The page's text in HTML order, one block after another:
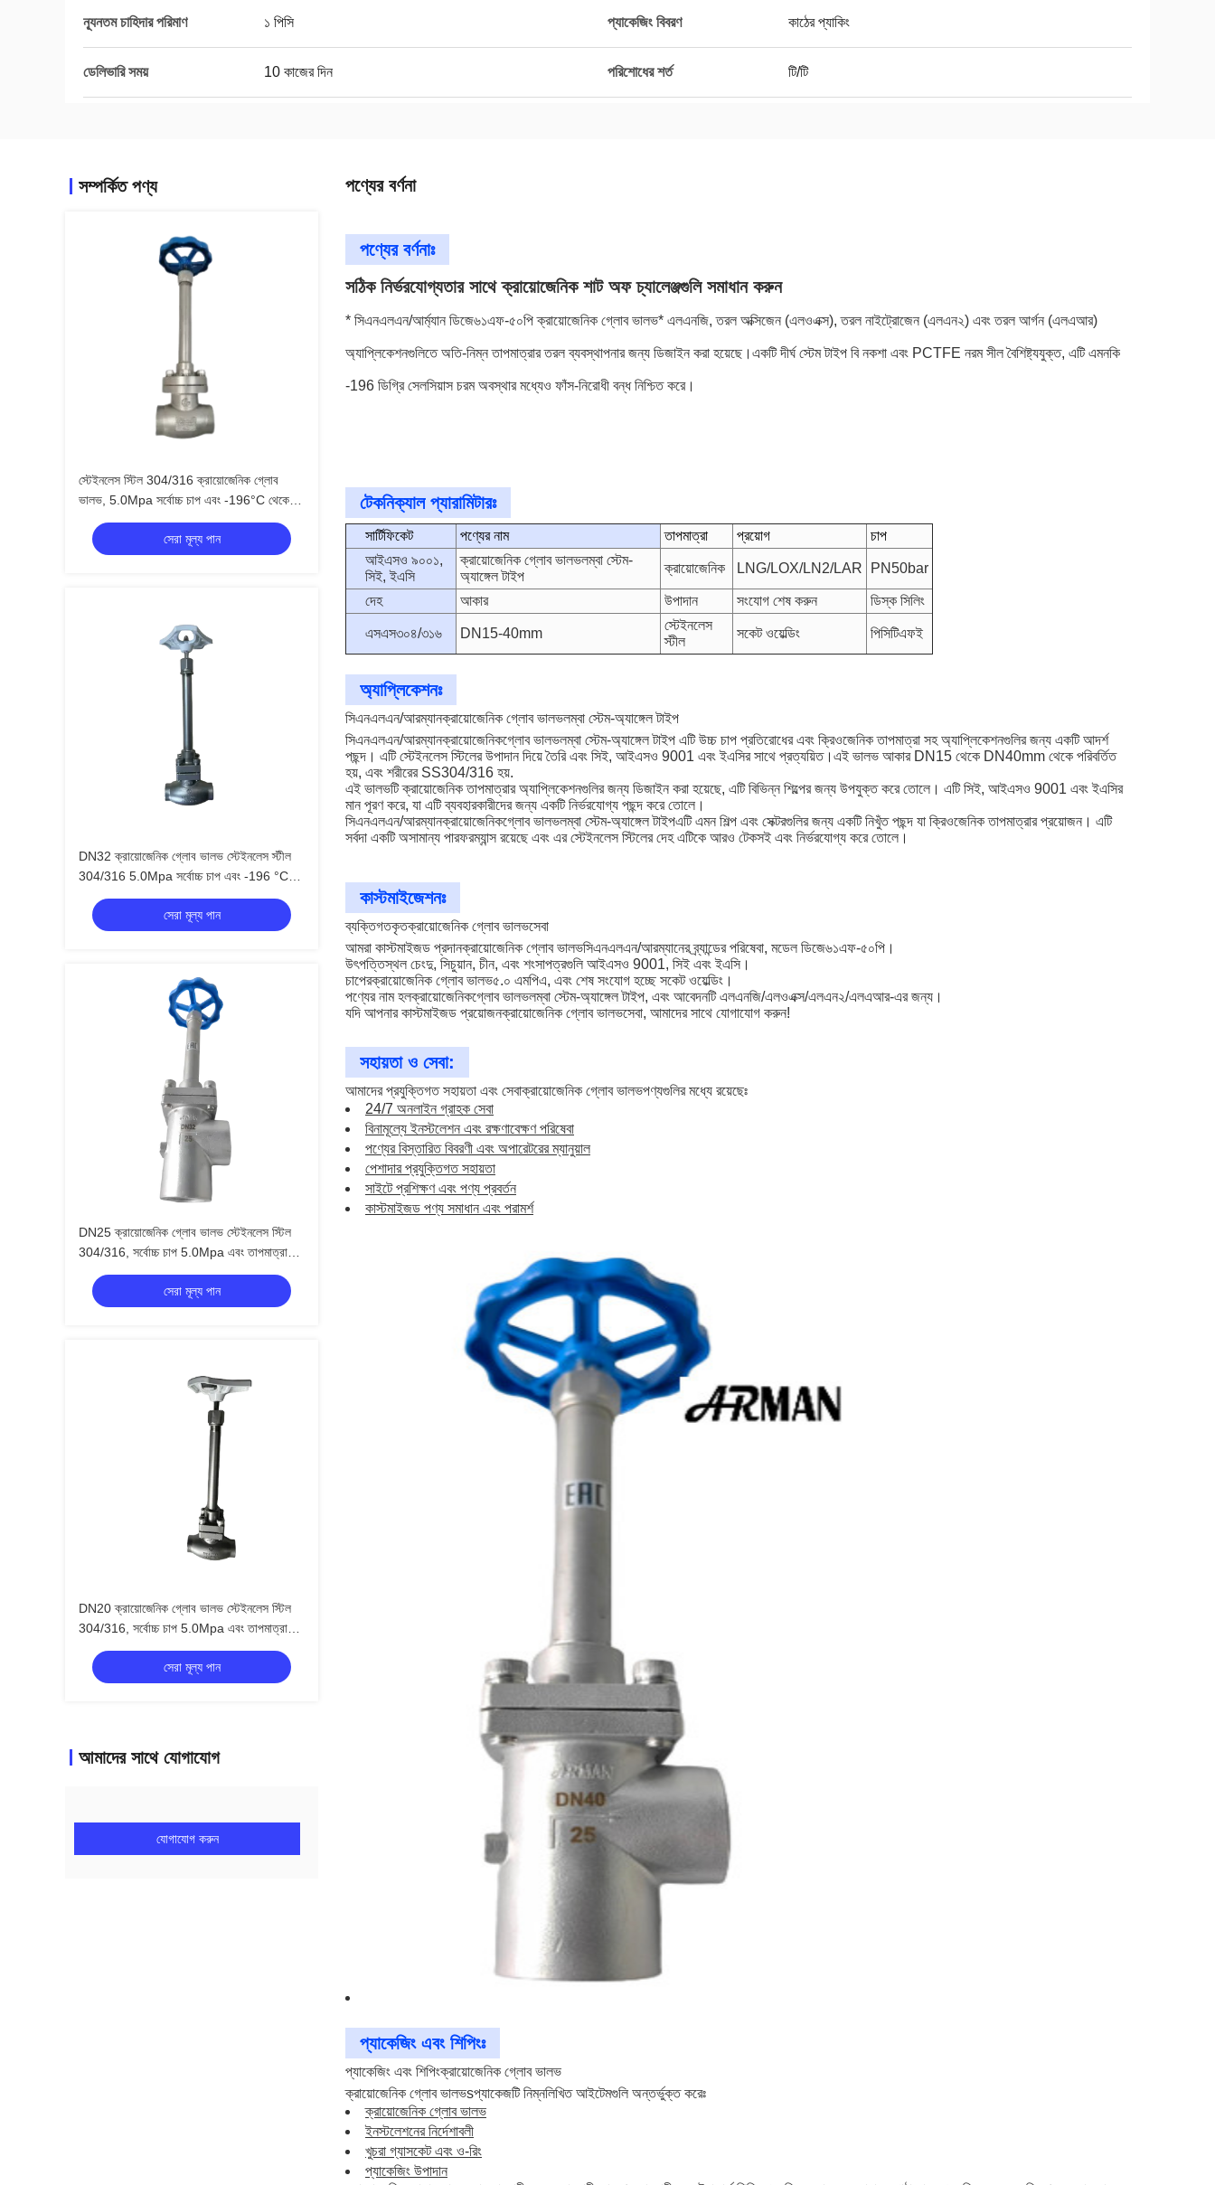
ন্যূনতম চাহিদার পরিমাণ ১ পিসি প্যাকেজিং বিবরণ কাঠের প্যাকিং
ডেলিভারি সময় 10 কাজের দিন পরিশোধের শর্ত টি/টি
সম্পর্কিত পণ্য
স্টেইনলেস স্টিল 304/316 ক্রায়োজেনিক গ্লোব
ভালভ, 5.0Mpa সর্বোচ্চ চাপ এবং -196°C থেকে
+80°C তাপমাত্রা সীমা সহ
সেরা মূল্য পান
DN32 ক্রায়োজেনিক গ্লোব ভালভ স্টেইনলেস স্টীল
304/316 5.0Mpa সর্বোচ্চ চাপ এবং -196 °C
থেকে +80 °C তাপমাত্রা পরিসীমা
সেরা মূল্য পান
DN25 ক্রায়োজেনিক গ্লোব ভালভ স্টেইনলেস স্টিল
304/316, সর্বোচ্চ চাপ 5.0Mpa এবং তাপমাত্রা
পরিসীমা -196°C থেকে +80°C
সেরা মূল্য পান
DN20 ক্রায়োজেনিক গ্লোব ভালভ স্টেইনলেস স্টিল
304/316, সর্বোচ্চ চাপ 5.0Mpa এবং তাপমাত্রা
পরিসীমা -196°C থেকে +80°C, এলএনজি এলওএক্স
এলআইএন এলএআর অ্যাপ্লিকেশনের জন্য
সেরা মূল্য পান
আমাদের সাথে যোগাযোগ
যোগাযোগ করুন
পণ্যের বর্ণনা
পণ্যের বর্ণনাঃ
সঠিক নির্ভরযোগ্যতার সাথে ক্রায়োজেনিক শাট অফ চ্যালেঞ্জগুলি সমাধান করুন
* সিএনএলএন/আর্ম্যান ডিজে৬১এফ-৫০পি ক্রায়োজেনিক গ্লোব ভালভ* এলএনজি, তরল অক্সিজেন (এলওএক্স), তরল নাইট্রোজেন (এলএন২) এবং তরল আর্গন (এলএআর)
অ্যাপ্লিকেশনগুলিতে অতি-নিম্ন তাপমাত্রার তরল ব্যবস্থাপনার জন্য ডিজাইন করা হয়েছে।একটি দীর্ঘ স্টেম টাইপ বি নকশা এবং PCTFE নরম সীল বৈশিষ্ট্যযুক্ত, এটি এমনকি
-196 ডিগ্রি সেলসিয়াস চরম অবস্থার মধ্যেও ফাঁস-নিরোধী বন্ধ নিশ্চিত করে।
টেকনিক্যাল প্যারামিটারঃ
সার্টিফিকেট পণ্যের নাম তাপমাত্রা প্রয়োগ
চাপ
আইএসও ৯০০১,
সিই, ইএসি
ক্রায়োজেনিক গ্লোব ভালভলম্বা স্টেম-
অ্যাঙ্গেল টাইপ
ক্রায়োজেনিক LNG/LOX/LN2/LAR PN50bar
দেহ আকার উপাদান সংযোগ শেষ করুন ডিস্ক সিলিং
এসএস৩০৪/৩১৬ DN15-40mm
স্টেইনলেস
স্টীল
সকেট ওয়েল্ডিং পিসিটিএফই
অ্যাপ্লিকেশনঃ
সিএনএলএন/আরম্যানক্রায়োজেনিক গ্লোব ভালভলম্বা স্টেম-অ্যাঙ্গেল টাইপ
সিএনএলএন/আরম্যানক্রায়োজেনিকগ্লোব ভালভলম্বা স্টেম-অ্যাঙ্গেল টাইপ এটি উচ্চ চাপ প্রতিরোধের এবং ক্রিওজেনিক তাপমাত্রা সহ অ্যাপ্লিকেশনগুলির জন্য একটি আদর্শ
পছন্দ। এটি স্টেইনলেস স্টিলের উপাদান দিয়ে তৈরি এবং সিই, আইএসও 9001 এবং ইএসির সাথে প্রত্যয়িত।এই ভালভ আকার DN15 থেকে DN40mm থেকে পরিবর্তিত
হয়, এবং শরীরের SS304/316 হয়.
এই ভালভটি ক্রায়োজেনিক তাপমাত্রার অ্যাপ্লিকেশনগুলির জন্য ডিজাইন করা হয়েছে, এটি বিভিন্ন শিল্পের জন্য উপযুক্ত করে তোলে। এটি সিই, আইএসও 9001 এবং ইএসির
মান পূরণ করে, যা এটি ব্যবহারকারীদের জন্য একটি নির্ভরযোগ্য পছন্দ করে তোলে।
সিএনএলএন/আরম্যানক্রায়োজেনিকগ্লোব ভালভলম্বা স্টেম-অ্যাঙ্গেল টাইপএটি এমন শিল্প এবং সেক্টরগুলির জন্য একটি নিখুঁত পছন্দ যা ক্রিওজেনিক তাপমাত্রার প্রয়োজন। এটি
সর্বদা একটি অসামান্য পারফরম্যান্স রয়েছে এবং এর স্টেইনলেস স্টিলের দেহ এটিকে আরও টেকসই এবং নির্ভরযোগ্য করে তোলে।
কাস্টমাইজেশনঃ
ব্যক্তিগতকৃতক্রায়োজেনিক গ্লোব ভালভসেবা
আমরা কাস্টমাইজড প্রদানক্রায়োজেনিক গ্লোব ভালভসিএনএলএন/আরম্যানের ব্র্যান্ডের পরিষেবা, মডেল ডিজে৬১এফ-৫০পি।
উৎপত্তিস্থল চেংদু, সিচুয়ান, চীন, এবং শংসাপত্রগুলি আইএসও 9001, সিই এবং ইএসি।
চাপেরক্রায়োজেনিক গ্লোব ভালভ৫.০ এমপিএ, এবং শেষ সংযোগ হচ্ছে সকেট ওয়েল্ডিং।
পণ্যের নাম হলক্রায়োজেনিকগ্লোব ভালভলম্বা স্টেম-অ্যাঙ্গেল টাইপ, এবং আবেদনটি এলএনজি/এলওএক্স/এলএন২/এলএআর-এর জন্য।
যদি আপনার কাস্টমাইজড প্রয়োজনক্রায়োজেনিক গ্লোব ভালভসেবা, আমাদের সাথে যোগাযোগ করুন!
সহায়তা ও সেবা:
আমাদের প্রযুক্তিগত সহায়তা এবং সেবাক্রায়োজেনিক গ্লোব ভালভপণ্যগুলির মধ্যে রয়েছেঃ
24/7 অনলাইন গ্রাহক সেবা
বিনামূল্যে ইনস্টলেশন এবং রক্ষণাবেক্ষণ পরিষেবা
পণ্যের বিস্তারিত বিবরণী এবং অপারেটরের ম্যানুয়াল
পেশাদার প্রযুক্তিগত সহায়তা
সাইটে প্রশিক্ষণ এবং পণ্য প্রবর্তন
কাস্টমাইজড পণ্য সমাধান এবং পরামর্শ
প্যাকেজিং এবং শিপিংঃ
প্যাকেজিং এবং শিপিংক্রায়োজেনিক গ্লোব ভালভ
ক্রায়োজেনিক গ্লোব ভালভsপ্যাকেজটি নিম্নলিখিত আইটেমগুলি অন্তর্ভুক্ত করেঃ
ক্রায়োজেনিক গ্লোব ভালভ
ইনস্টলেশনের নির্দেশাবলী
খুচরা গ্যাসকেট এবং ও-রিং
প্যাকেজিং উপাদান